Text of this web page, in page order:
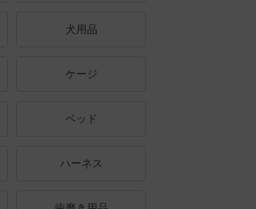
犬用品
ケージ
ベッド
ハーネス